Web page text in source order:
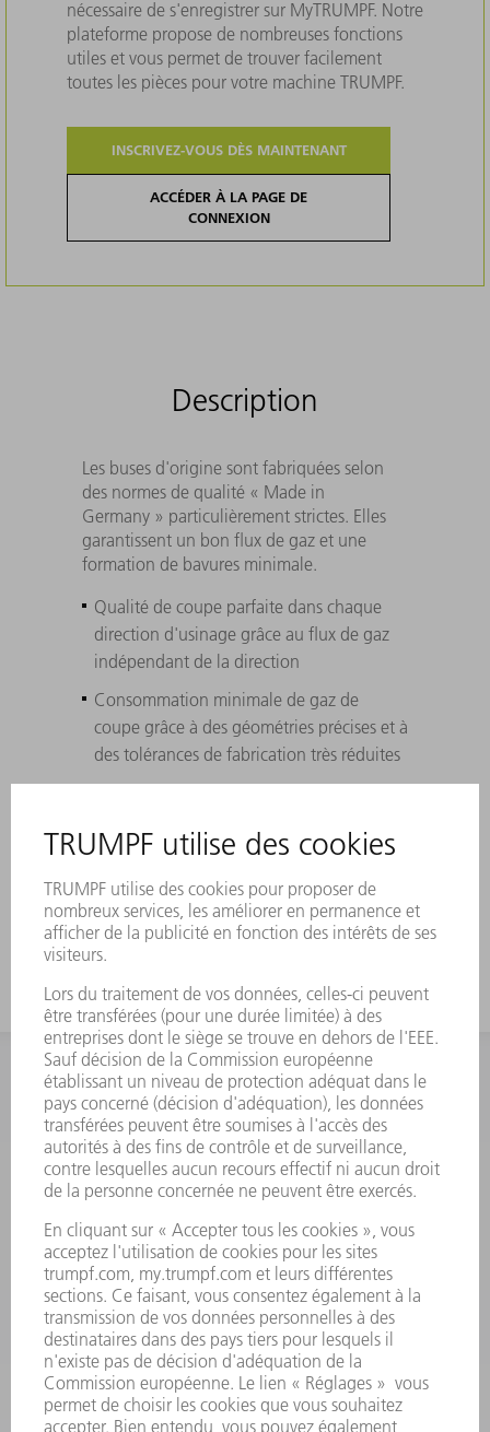
nécessaire de s'enregistrer sur MyTRUMPF. Notre
plateforme propose de nombreuses fonctions
utiles et vous permet de trouver facilement
toutes les pièces pour votre machine TRUMPF.
INSCRIVEZ-VOUS DÈS MAINTENANT
ACCÉDER À LA PAGE DE
CONNEXION
Description
Les buses d'origine sont fabriquées selon
des normes de qualité « Made in
Germany » particulièrement strictes. Elles
garantissent un bon flux de gaz et une
formation de bavures minimale.
Qualité de coupe parfaite dans chaque
direction d'usinage grâce au flux de gaz
indépendant de la direction
Consommation minimale de gaz de
coupe grâce à des géométries précises et à
des tolérances de fabrication très réduites
sur la surface de la buse
Made in Germany pour une qualité
inégalée des pièces
INFORMATION
Foire aux questions
Termes et conditions
CONTACT
Outillages
01 48 17 37 73
Lun - Jeu 08:00h - 16:30h
Ven 08:00h - 12:30h
outillages@fr.TRUMPF.com
CONTACT
Pièces Détachées
01 48 17 37 57
Lun – Ven 8:30h - 17:30h
pieces.detachees@trumpf.com